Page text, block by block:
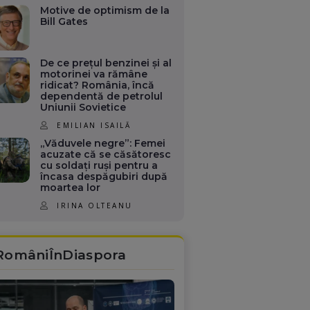
Motive de optimism de la
Bill Gates
De ce prețul benzinei și al
motorinei va rămâne
ridicat? România, încă
dependentă de petrolul
Uniunii Sovietice
EMILIAN ISAILĂ
„Văduvele negre”: Femei
acuzate că se căsătoresc
cu soldați ruși pentru a
încasa despăgubiri după
moartea lor
IRINA OLTEANU